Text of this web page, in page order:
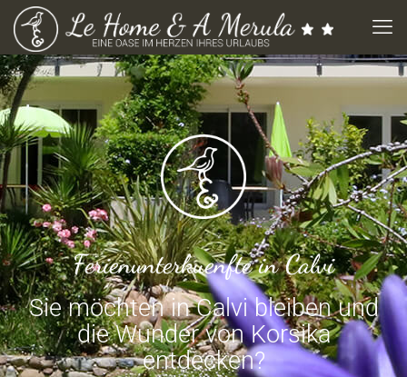
Ferienunterkuenfte in Calvi
Sie möchten in Calvi bleiben und
die Wunder von Korsika
entdecken?